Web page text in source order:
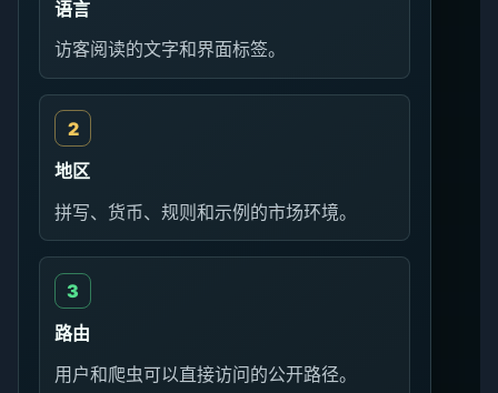
语言
访客阅读的文字和界面标签。
地区
拼写、货币、规则和示例的市场环境。
路由
用户和爬虫可以直接访问的公开路径。